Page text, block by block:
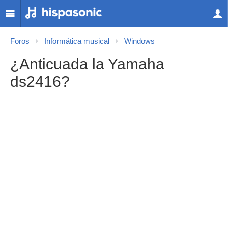
Foros Informática musical Windows
¿Anticuada la Yamaha
ds2416?